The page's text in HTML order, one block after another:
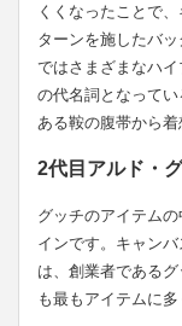
くくなったことで
ターンを施したバ
ではさまざまなハ
の代名詞となって
ある鞍の腹帯から着
2代目アルド・
グッチのアイテム
インです。キャン
は、創業者である
も最もアイテムに多